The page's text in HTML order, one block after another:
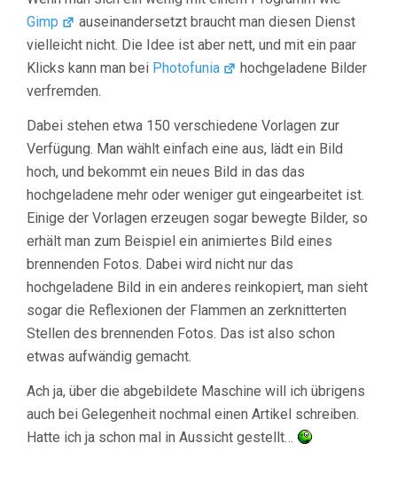
Gimp
auseinandersetzt braucht man diesen Dienst
vielleicht nicht. Die Idee ist aber nett, und mit ein paar
Klicks kann man bei Photofunia
hochgeladene Bilder
verfremden.
Dabei stehen etwa 150 verschiedene Vorlagen zur
Verfügung. Man wählt einfach eine aus, lädt ein Bild
hoch, und bekommt ein neues Bild in das das
hochgeladene mehr oder weniger gut eingearbeitet ist.
Einige der Vorlagen erzeugen sogar bewegte Bilder, so
erhält man zum Beispiel ein animiertes Bild eines
brennenden Fotos. Dabei wird nicht nur das
hochgeladene Bild in ein anderes reinkopiert, man sieht
sogar die Reflexionen der Flammen an zerknitterten
Stellen des brennenden Fotos. Das ist also schon
etwas aufwändig gemacht.
Ach ja, über die abgebildete Maschine will ich übrigens
auch bei Gelegenheit nochmal einen Artikel schreiben.
Hatte ich ja schon mal in Aussicht gestellt…